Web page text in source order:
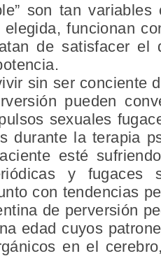
son tan variables
funcionan
de satisfacer el
sin ser conciente
pueden
sexuales
durante la terapia
esté
y fugaces
con tendencias
de perversión
edad cuyos
en el